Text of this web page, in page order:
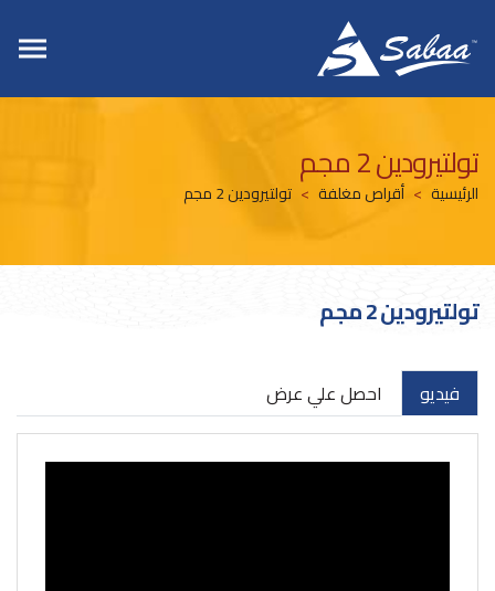
تولتيرودين 2 مجم
الرئيسية أقراص مغلفة تولتيرودين 2 مجم
تولتيرودين 2 مجم
فيديو احصل علي عرض